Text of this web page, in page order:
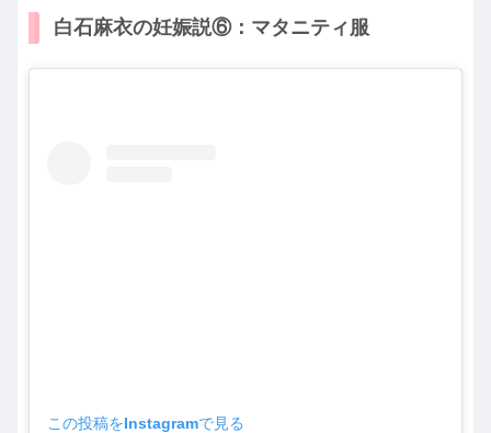
白石麻衣の妊娠説⑥：マタニティ服
この投稿をInstagramで見る